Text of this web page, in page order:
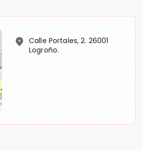
location_on Calle Portales, 2. 26001
Logroño.